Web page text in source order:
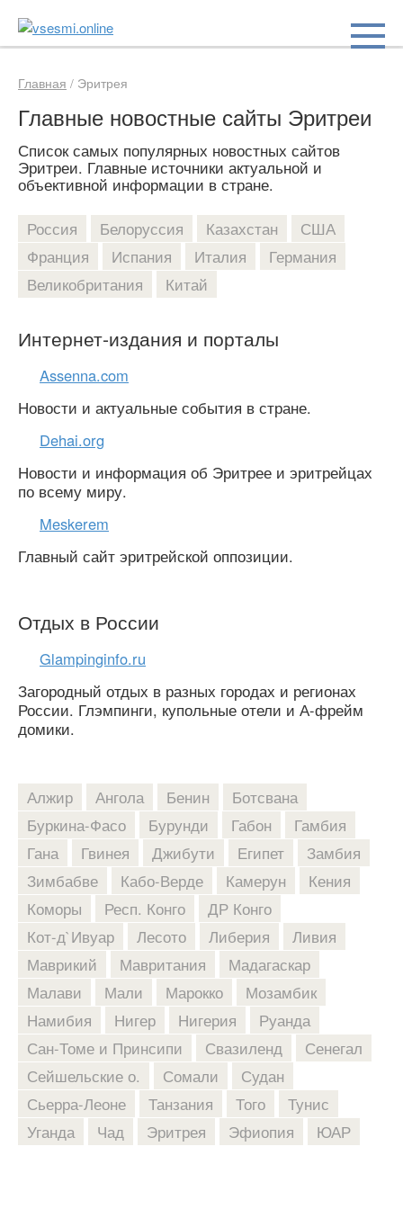
контенту
Главная / Эритрея
Главные новостные сайты Эритреи
Список самых популярных новостных сайтов
Эритреи. Главные источники актуальной и
объективной информации в стране.
Россия Белоруссия Казахстан
США
Франция
Испания Италия
Германия
Великобритания
Китай
Интернет-издания и порталы
Assenna.com
Новости и актуальные события в стране.
Dehai.org
Новости и информация об Эритрее и эритрейцах
по всему миру.
Meskerem
Главный сайт эритрейской оппозиции.
Отдых в России
Glampinginfo.ru
Загородный отдых в разных городах и регионах
России. Глэмпинги, купольные отели и А-фрейм
домики.
Алжир Ангола Бенин
Ботсвана
Буркина-Фасо
Бурунди Габон
Гамбия
Гана
Гвинея Джибути Египет
Замбия
Зимбабве
Кабо-Верде Камерун
Кения
Коморы
Респ. Конго
ДР Конго
Кот-д`Ивуар
Лесото Либерия
Ливия
Маврикий
Мавритания
Мадагаскар
Малави
Мали Марокко
Мозамбик
Намибия
Нигер Нигерия
Руанда
Сан-Томе и Принсипи
Свазиленд
Сенегал
Сейшельские о.
Сомали
Судан
Сьерра-Леоне
Танзания Того
Тунис
Уганда
Чад Эритрея Эфиопия ЮАР